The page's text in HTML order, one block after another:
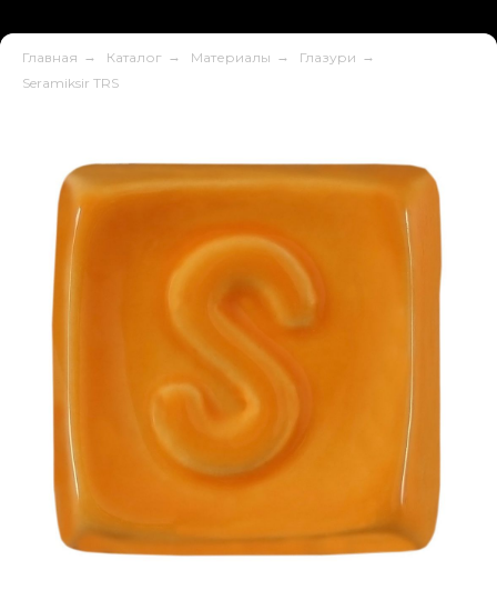
Главная → Каталог → Материалы → Глазури →
Seramiksir TRS